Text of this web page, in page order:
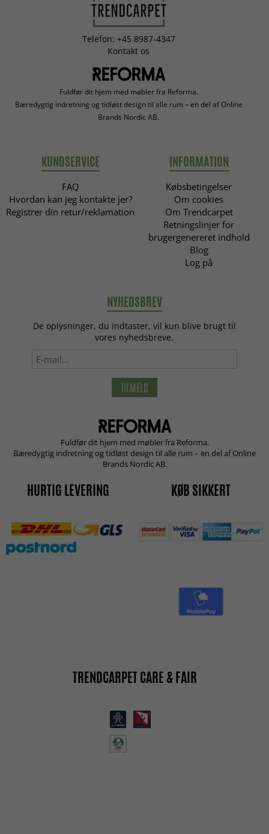
Telefon: +45 8987-4347
Kontakt os
Fuldfør dit hjem med møbler fra Reforma.
Bæredygtig indretning og tidløst design til alle rum – en del af Online
Brands Nordic AB.
KUNDSERVICE
FAQ
Hvordan kan jeg kontakte jer?
Registrer din retur/reklamation
INFORMATION
Købsbetingelser
Om cookies
Om Trendcarpet
Retningslinjer for
brugergenereret indhold
Blog
Log på
NYHEDSBREV
De oplysninger, du indtaster, vil kun blive brugt til
vores nyhedsbreve.
TILMELD
Fuldfør dit hjem med møbler fra Reforma.
Bæredygtig indretning og tidløst design til alle rum – en del af Online
Brands Nordic AB.
HURTIG LEVERING KØB SIKKERT
TRENDCARPET CARE & FAIR